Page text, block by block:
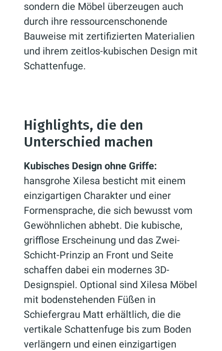
sondern die Möbel überzeugen auch
durch ihre ressourcenschonende
Bauweise mit zertifizierten Materialien
und ihrem zeitlos-kubischen Design mit
Schattenfuge.
Highlights, die den
Unterschied machen
Kubisches Design ohne Griffe:
hansgrohe Xilesa besticht mit einem
einzigartigen Charakter und einer
Formensprache, die sich bewusst vom
Gewöhnlichen abhebt. Die kubische,
grifflose Erscheinung und das Zwei-
Schicht-Prinzip an Front und Seite
schaffen dabei ein modernes 3D-
Designspiel. Optional sind Xilesa Möbel
mit bodenstehenden Füßen in
Schiefergrau Matt erhältlich, die die
vertikale Schattenfuge bis zum Boden
verlängern und einen einzigartigen